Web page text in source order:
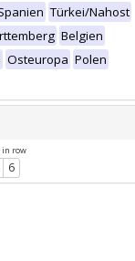
Türkei/Nahost
Belgien
Osteuropa Polen
in row
6